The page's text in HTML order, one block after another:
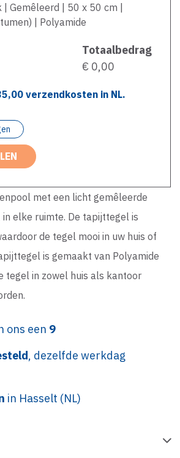
Gemêleerd | 50 x 50 cm |
| Polyamide
Totaalbedrag
€ 0,00
verzendkosten in NL.
met een licht gemêleerde
elke ruimte. De tapijttegel is
de tegel mooi in uw huis of
is gemaakt van Polyamide
tegel in zowel huis als kantoor
ons een 9
, dezelfde werkdag
in Hasselt (NL)